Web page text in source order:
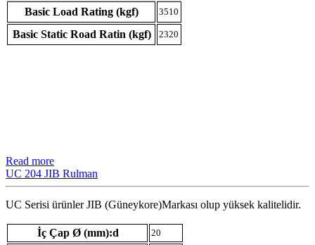
Basic Load Rating (kgf) 3510
Basic Static Road Ratin (kgf) 2320
Read more
UC 204 JIB Rulman
UC Serisi ürünler JIB (Güneykore)Markası olup yüksek kalitelidir.
İç Çap Ø (mm):d 20